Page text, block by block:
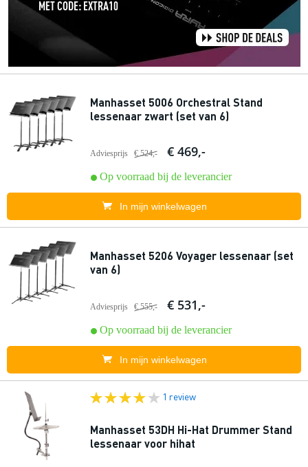
Manhasset 5006 Orchestral Stand
lessenaar zwart (set van 6)
Adviesprijs € 524,- € 469,-
Op voorraad bij de leverancier
In mijn winkelwagen
Manhasset 5206 Voyager lessenaar (set
van 6)
Adviesprijs € 555,- € 531,-
Op voorraad bij de leverancier
In mijn winkelwagen
1 review
Manhasset 53DH Hi-Hat Drummer Stand
lessenaar voor hihat